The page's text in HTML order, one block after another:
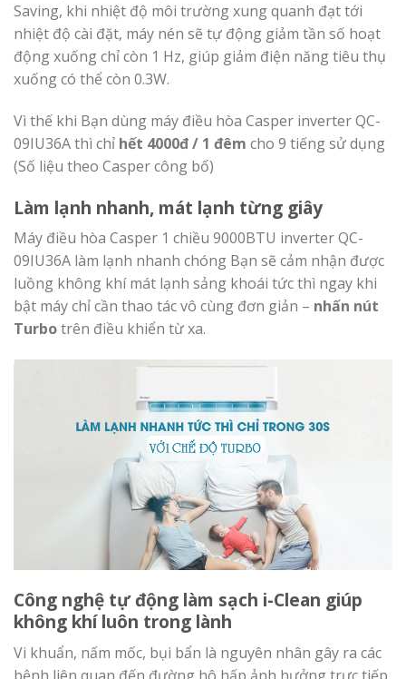
Saving, khi nhiệt độ môi trường xung quanh đạt tới
nhiệt độ cài đặt, máy nén sẽ tự động giảm tần số hoạt
động xuống chỉ còn 1 Hz, giúp giảm điện năng tiêu thụ
xuống có thể còn 0.3W.
Vì thế khi Bạn dùng máy điều hòa Casper inverter QC-
09IU36A thì chỉ hết 4000đ / 1 đêm cho 9 tiếng sử dụng
(Số liệu theo Casper công bố)
Làm lạnh nhanh, mát lạnh từng giây
Máy điều hòa Casper 1 chiều 9000BTU inverter QC-
09IU36A làm lạnh nhanh chóng Bạn sẽ cảm nhận được
luồng không khí mát lạnh sảng khoái tức thì ngay khi
bật máy chỉ cần thao tác vô cùng đơn giản – nhấn nút
Turbotrên điều khiển từ xa.
Công nghệ tự động làm sạch i-Clean giúp
không khí luôn trong lành
Vi khuẩn, nấm mốc, bụi bẩn là nguyên nhân gây ra các
bệnh liên quan đến đường hô hấp ảnh hưởng trực tiếp